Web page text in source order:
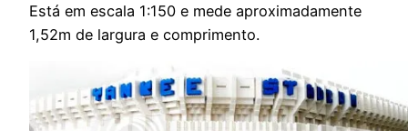
Está em escala 1:150 e mede aproximadamente
1,52m de largura e comprimento.